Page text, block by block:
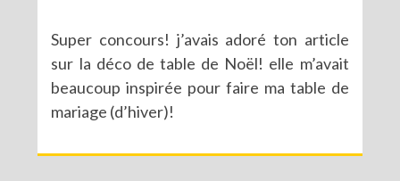
Super concours! j’avais adoré ton article
sur la déco de table de Noël! elle m’avait
beaucoup inspirée pour faire ma table de
mariage (d’hiver)!